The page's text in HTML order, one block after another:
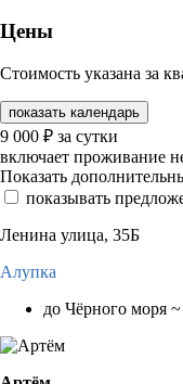
Цены
Стоимость указана за
показать календарь
9 000 ₽ за сутки
включает проживание
Показать
показывать
Ленина улица, 35Б
Алупка
до Чёрного моря